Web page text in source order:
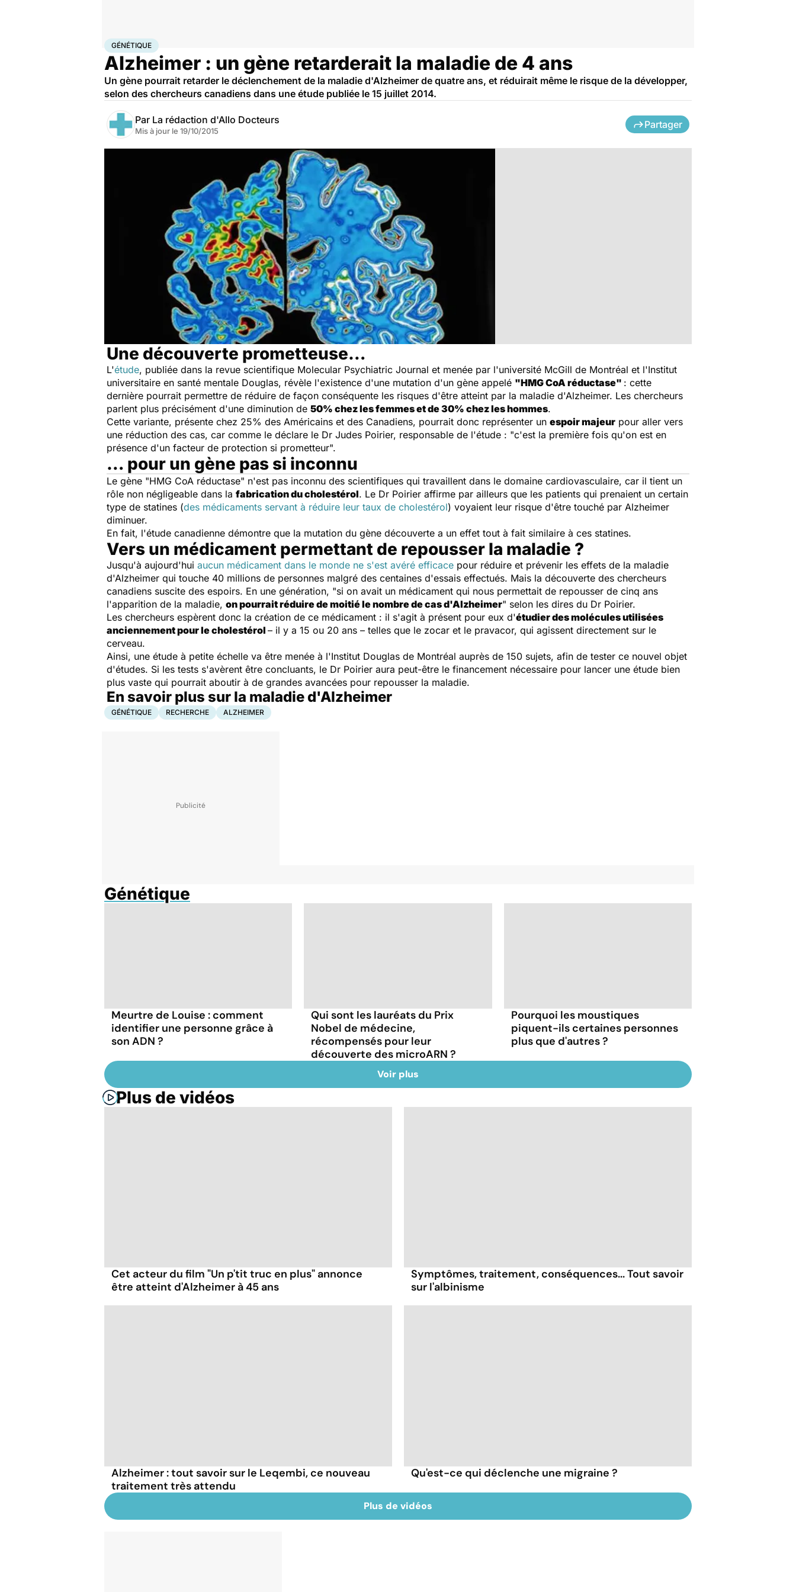
AccueilSantéMaladies
GÉNÉTIQUE
Alzheimer : un gène retarderait la maladie de 4 ans
Un gène pourrait retarder le déclenchement de la maladie d'Alzheimer de quatre ans, et réduirait même le risque de la développer,
selon des chercheurs canadiens dans une étude publiée le 15 juillet 2014.
Par La rédaction d'Allo Docteurs
Mis à jour le 19/10/2015
Partager
Une découverte prometteuse…
L'étude, publiée dans la revue scientifique Molecular Psychiatric Journal et menée par l'université McGill de Montréal et l'Institut
universitaire en santé mentale Douglas, révèle l'existence d'une mutation d'un gène appelé "HMG CoA réductase" : cette
dernière pourrait permettre de réduire de façon conséquente les risques d'être atteint par la maladie d'Alzheimer. Les chercheurs
parlent plus précisément d'une diminution de 50% chez les femmes et de 30% chez les hommes.
Cette variante, présente chez 25% des Américains et des Canadiens, pourrait donc représenter un espoir majeur pour aller vers
une réduction des cas, car comme le déclare le Dr Judes Poirier, responsable de l'étude : "c'est la première fois qu'on est en
présence d'un facteur de protection si prometteur".
… pour un gène pas si inconnu
Le gène "HMG CoA réductase" n'est pas inconnu des scientifiques qui travaillent dans le domaine cardiovasculaire, car il tient un
rôle non négligeable dans la fabrication du cholestérol. Le Dr Poirier affirme par ailleurs que les patients qui prenaient un certain
type de statines (des médicaments servant à réduire leur taux de cholestérol) voyaient leur risque d'être touché par Alzheimer
diminuer.
En fait, l'étude canadienne démontre que la mutation du gène découverte a un effet tout à fait similaire à ces statines.
Vers un médicament permettant de repousser la maladie ?
Jusqu'à aujourd'hui aucun médicament dans le monde ne s'est avéré efficace pour réduire et prévenir les effets de la maladie
d'Alzheimer qui touche 40 millions de personnes malgré des centaines d'essais effectués. Mais la découverte des chercheurs
canadiens suscite des espoirs. En une génération, "si on avait un médicament qui nous permettait de repousser de cinq ans
l'apparition de la maladie, on pourrait réduire de moitié le nombre de cas d'Alzheimer" selon les dires du Dr Poirier.
Les chercheurs espèrent donc la création de ce médicament : il s'agit à présent pour eux d'étudier des molécules utilisées
anciennement pour le cholestérol – il y a 15 ou 20 ans – telles que le zocar et le pravacor, qui agissent directement sur le
cerveau.
Ainsi, une étude à petite échelle va être menée à l'Institut Douglas de Montréal auprès de 150 sujets, afin de tester ce nouvel objet
d'études. Si les tests s'avèrent être concluants, le Dr Poirier aura peut-être le financement nécessaire pour lancer une étude bien
plus vaste qui pourrait aboutir à de grandes avancées pour repousser la maladie.
En savoir plus sur la maladie d'Alzheimer
GÉNÉTIQUE RECHERCHE ALZHEIMER
Génétique
Meurtre de Louise : comment
identifier une personne grâce à
son ADN ?
Qui sont les lauréats du Prix
Nobel de médecine,
récompensés pour leur
découverte des microARN ?
Pourquoi les moustiques
piquent-ils certaines personnes
plus que d'autres ?
Voir plus
Plus de vidéos
Cet acteur du film "Un p'tit truc en plus" annonce
être atteint d'Alzheimer à 45 ans
Symptômes, traitement, conséquences... Tout savoir
sur l'albinisme
Alzheimer : tout savoir sur le Leqembi, ce nouveau
traitement très attendu
Qu'est-ce qui déclenche une migraine ?
Plus de vidéos